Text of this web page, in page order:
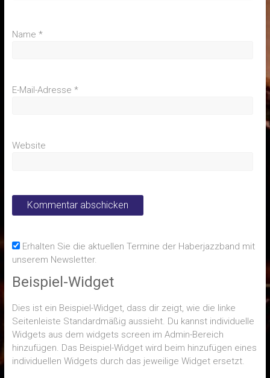
Name *
E-Mail-Adresse *
Website
Erhalten Sie die aktuellen Termine der Haberjazzband mit
unserem Newsletter.
Beispiel-Widget
Dies ist ein Beispiel-Widget, dass dir zeigt, wie die linke
Seitenleiste Standardmäßig aussieht. Du kannst individuelle
Widgets aus dem widgets screen im Admin-Bereich
hinzufügen. Das Beispiel-Widget wird beim hinzufügen eines
individuellen Widgets durch das jeweilige Widget ersetzt.